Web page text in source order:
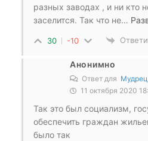
разных заводах , и ни кто
заселится. Так что не…
30 -10
Анонимно
Ответ для Мудрец
11 октября 2020
Так это был социализм,
обеспечить граждан
было так